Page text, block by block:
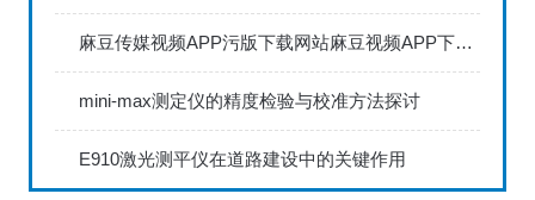
麻豆传媒视频APP污版下载网站麻豆视频APP下载IOS具备数据存储和传输功能
mini-max测定仪的精度检验与校准方法探讨
E910激光测平仪在道路建设中的关键作用